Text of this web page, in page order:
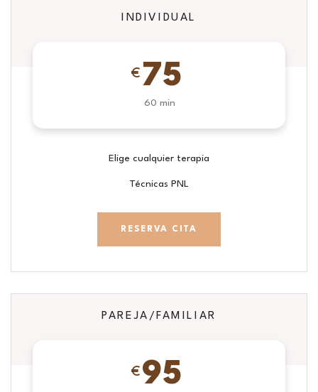
INDIVIDUAL
€ 75
60 min
Elige cualquier terapia
Técnicas PNL
RESERVA CITA
PAREJA/FAMILIAR
€ 95